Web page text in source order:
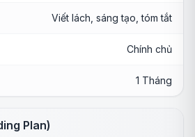
Viết lách, sáng tạo, tóm tắt
Chính chủ
1 Tháng
Plan)